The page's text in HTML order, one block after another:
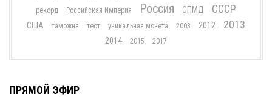
рекорд Российская Империя Россия СПМД СССР
США таможня тест уникальная монета 2003 2012 2013
2014 2015 2017
ПРЯМОЙ ЭФИР